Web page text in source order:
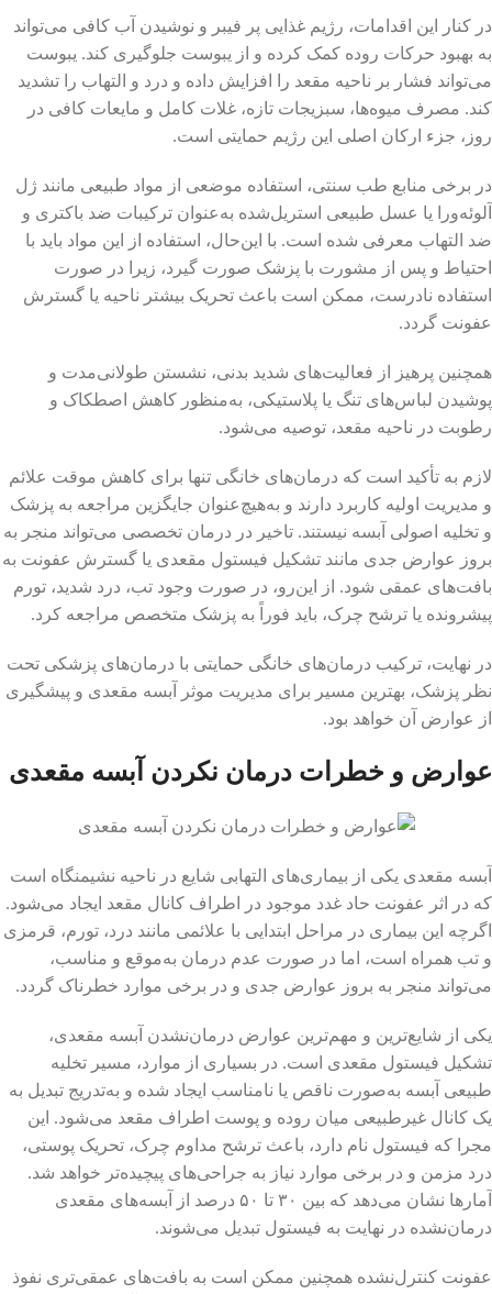
در کنار این اقدامات، رژیم غذایی پر فیبر و نوشیدن آب کافی می‌تواند
به بهبود حرکات روده کمک کرده و از یبوست جلوگیری کند. یبوست
می‌تواند فشار بر ناحیه مقعد را افزایش داده و درد و التهاب را تشدید
کند. مصرف میوه‌ها، سبزیجات تازه، غلات کامل و مایعات کافی در
روز، جزء ارکان اصلی این رژیم حمایتی است.
در برخی منابع طب سنتی، استفاده موضعی از مواد طبیعی مانند ژل
آلوئه‌ورا یا عسل طبیعی استریل‌شده به‌عنوان ترکیبات ضد باکتری و
ضد التهاب معرفی شده است. با این‌حال، استفاده از این مواد باید با
احتیاط و پس از مشورت با پزشک صورت گیرد، زیرا در صورت
استفاده نادرست، ممکن است باعث تحریک بیشتر ناحیه یا گسترش
عفونت گردد.
همچنین پرهیز از فعالیت‌های شدید بدنی، نشستن طولانی‌مدت و
پوشیدن لباس‌های تنگ یا پلاستیکی، به‌منظور کاهش اصطکاک و
رطوبت در ناحیه مقعد، توصیه می‌شود.
لازم به تأکید است که درمان‌های خانگی تنها برای کاهش موقت علائم
و مدیریت اولیه کاربرد دارند و به‌هیچ‌عنوان جایگزین مراجعه به پزشک
و تخلیه اصولی آبسه نیستند. تاخیر در درمان تخصصی می‌تواند منجر به
بروز عوارض جدی مانند تشکیل فیستول مقعدی یا گسترش عفونت به
بافت‌های عمقی شود. از این‌رو، در صورت وجود تب، درد شدید، تورم
پیشرونده یا ترشح چرک، باید فوراً به پزشک متخصص مراجعه کرد.
در نهایت، ترکیب درمان‌های خانگی حمایتی با درمان‌های پزشکی تحت
نظر پزشک، بهترین مسیر برای مدیریت موثر آبسه مقعدی و پیشگیری
از عوارض آن خواهد بود.
عوارض و خطرات درمان نکردن آبسه مقعدی
آبسه مقعدی یکی از بیماری‌های التهابی شایع در ناحیه نشیمنگاه است
که در اثر عفونت حاد غدد موجود در اطراف کانال مقعد ایجاد می‌شود.
اگرچه این بیماری در مراحل ابتدایی با علائمی مانند درد، تورم، قرمزی
و تب همراه است، اما در صورت عدم درمان به‌موقع و مناسب،
می‌تواند منجر به بروز عوارض جدی و در برخی موارد خطرناک گردد.
یکی از شایع‌ترین و مهم‌ترین عوارض درمان‌نشدن آبسه مقعدی،
تشکیل فیستول مقعدی است. در بسیاری از موارد، مسیر تخلیه
طبیعی آبسه به‌صورت ناقص یا نامناسب ایجاد شده و به‌تدریج تبدیل به
یک کانال غیرطبیعی میان روده و پوست اطراف مقعد می‌شود. این
مجرا که فیستول نام دارد، باعث ترشح مداوم چرک، تحریک پوستی،
درد مزمن و در برخی موارد نیاز به جراحی‌های پیچیده‌تر خواهد شد.
آمارها نشان می‌دهد که بین ۳۰ تا ۵۰ درصد از آبسه‌های مقعدی
درمان‌نشده در نهایت به فیستول تبدیل می‌شوند.
عفونت کنترل‌نشده همچنین ممکن است به بافت‌های عمقی‌تری نفوذ